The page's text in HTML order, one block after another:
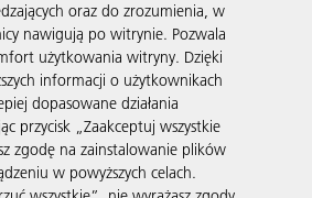
oraz do zrozumienia, w
nawigują po witrynie. Pozwala
użytkowania witryny. Dzięki
informacji o użytkownikach
dopasowane działania
przycisk „Zaakceptuj wszystkie
zgodę na zainstalowanie plików
w powyższych celach.